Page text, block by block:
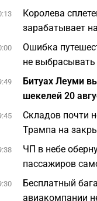
Королева
зарабатывает
Ошибка
не выбрасывать
Битуах Леуми
шекелей 20
Складов почти
Трампа на
ЧП в небе
пассажиров
Бесплатный
авиакомпании